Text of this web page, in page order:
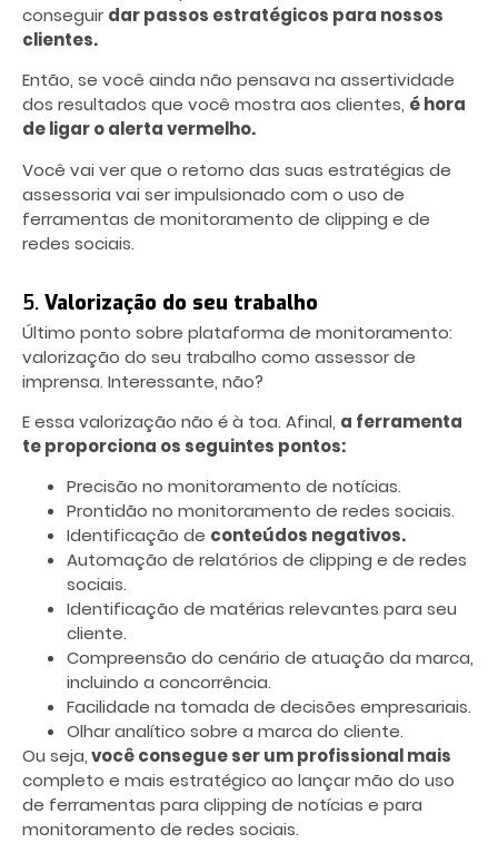
conseguirdar passos estratégicos para nossos
clientes.
Então, se você ainda não pensava na assertividade
dos resultados que você mostra aos clientes, é hora
de ligar o alerta vermelho.
Você vai ver que o retorno das suas estratégias de
assessoria vai ser impulsionado com o uso de
ferramentas de monitoramento de clipping e de
redes sociais.
5. Valorização do seu trabalho
Último ponto sobre plataforma de monitoramento:
valorização do seu trabalho como assessor de
imprensa. Interessante, não?
E essa valorização não é à toa. Afinal, a ferramenta
te proporciona os seguintes pontos:
Precisão no monitoramento de notícias.
Prontidão no monitoramento de redes sociais.
Identificação de conteúdos negativos.
Automação de relatórios de clipping e de redes
sociais.
Identificação de matérias relevantes para seu
cliente.
Compreensão do cenário de atuação da marca,
incluindo a concorrência.
Facilidade na tomada de decisões empresariais.
Olhar analítico sobre a marca do cliente.
Ou seja,você consegue ser um profissional mais
completo e mais estratégico ao lançar mão do uso
de ferramentas para clipping de notícias e para
monitoramento de redes sociais.